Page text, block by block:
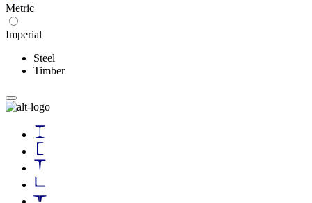
Metric
Imperial
Steel
Timber